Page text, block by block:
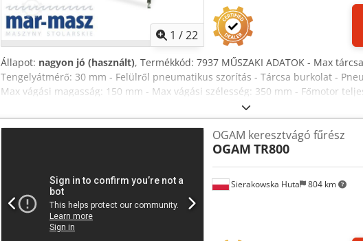
1 /22
Állapot: nagyon jó (használt), Termékkód: 7937 MŰSZAKI ADATOK - Max
Tengelyátmérő: 30 mm - Felülről pneumatikus szorítás - Tárcsa burkolat -
Max vágási magasság: 150 mm - Max vágási szélesség: 350 mm - Főmotor
Elszívócsonk átmérője: 120 mm - Asztal mérete (hossz/szélesség): 740x500 mm
padlótól: 900 mm - Görgős asztalok: 2 db - Bevezető görgős asztal
asztal: 1650 mm - Görgős asztal szélessége: 510 mm - A gép teljes mérete
(hossz/szélesség/magasság): 1200x640x1280 mm - Tömeg: kb. 500 kg
Eredeti DTR dokumentáció – 2 db görgős asztal – Pneumatikus tárcsaemelés
kifogástalan állapotban Nettó ár: 14 900 PLN Nettó ár: 3 550 EUR (4,2 EUR
változhatnak nagyobb árfolyam-ingadozás esetén) Dcsdpfxozrnt Hs Aivok
Sierakowska Huta 804 km
OGAM keresztvágó fűrész
OGAM TR800